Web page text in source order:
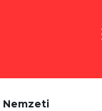
Nemzeti